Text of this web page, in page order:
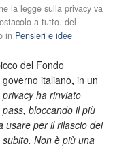
la legge sulla privacy va
a tutto. del
in Pensieri e idee
del Fondo
italiano, in un
ha rinviato
pass, bloccando il più
usare per il rilascio dei
Non è più una